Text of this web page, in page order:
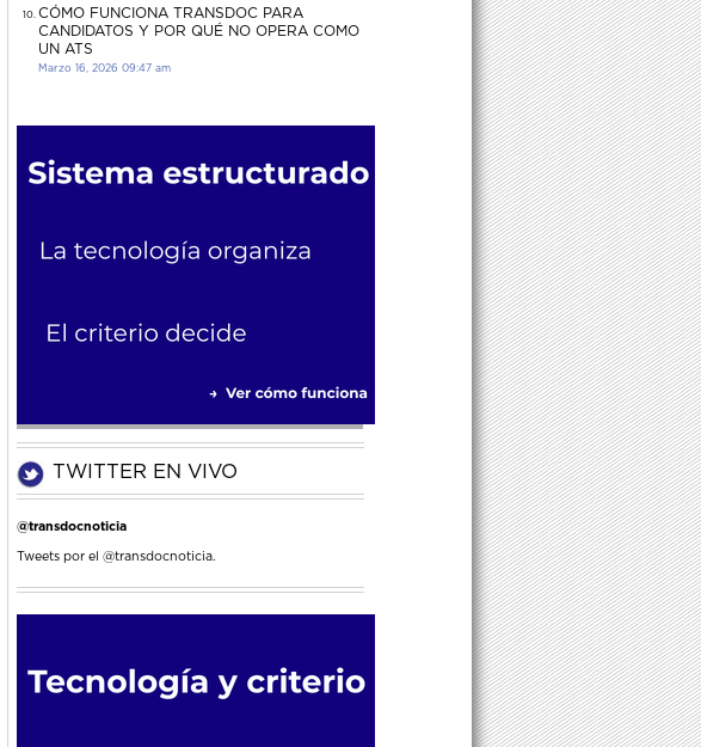
CÓMO FUNCIONA TRANSDOC PARA
CANDIDATOS Y POR QUÉ NO OPERA COMO
UN ATS
Marzo 16, 2026 09:47 am
TWITTER EN VIVO
@transdocnoticia
Tweets por el @transdocnoticia.